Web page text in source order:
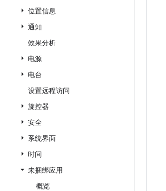
位置信息
通知
效果分析
电源
电台
设置远程访问
旋控器
安全
系统界面
时间
未捆绑应用
概览